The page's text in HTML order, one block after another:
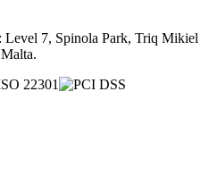
Level 7, Spinola Park, Triq Mikiel